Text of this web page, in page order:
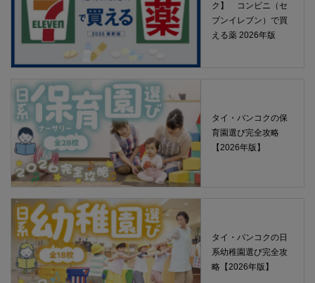
ク】 コンビニ（セ
ブンイレブン）で買
える薬 2026年版
タイ・バンコクの保
育園選び完全攻略
【2026年版】
タイ・バンコクの日
系幼稚園選び完全攻
略【2026年版】